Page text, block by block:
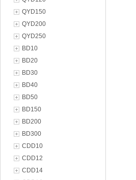
QYD150
QYD200
QYD250
BD10
BD20
BD30
BD40
BD50
BD150
BD200
BD300
CDD10
CDD12
CDD14